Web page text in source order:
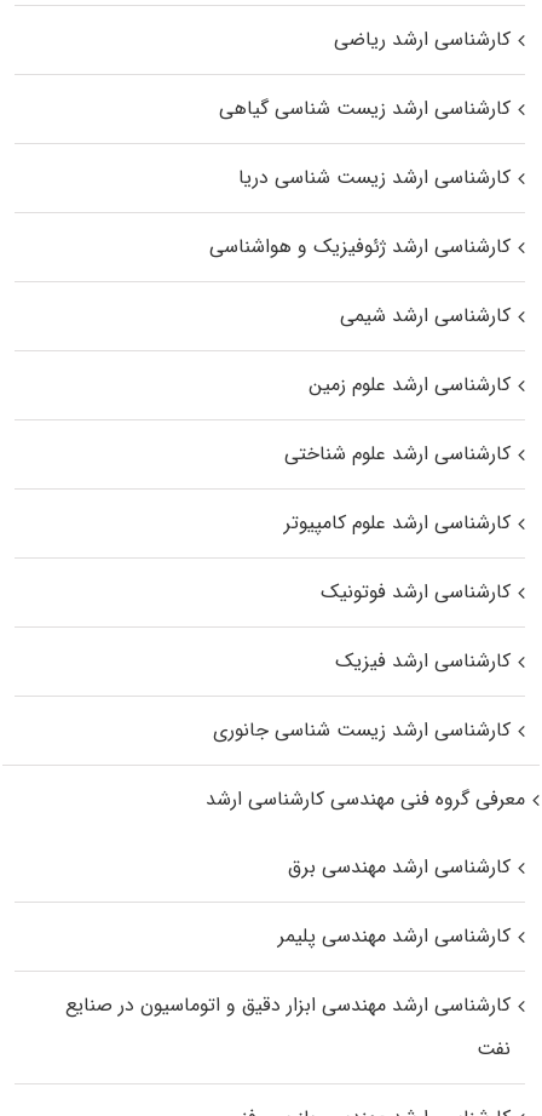
کارشناسی ارشد ریاضی
کارشناسی ارشد زیست‌ شناسی گیاهی
کارشناسی ارشد زیست‌ شناسی دریا
کارشناسی ارشد ژئوفیزیک و هواشناسی
کارشناسی ارشد شیمی
کارشناسی ارشد علوم زمین
کارشناسی ارشد علوم شناختی
کارشناسی ارشد علوم کامپیوتر
کارشناسی ارشد فوتونیک
کارشناسی ارشد فیزیک
کارشناسی ارشد زیست‌ شناسی جانوری
معرفی گروه فنی مهندسی کارشناسی ارشد
کارشناسی ارشد مهندسی برق
کارشناسی ارشد مهندسی پلیمر
کارشناسی ارشد مهندسی ابزار دقیق و اتوماسیون در صنایع
نفت